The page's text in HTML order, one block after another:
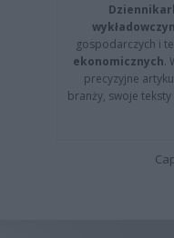
gospodarczych i
ekonomicznych.
precyzyjne
branży, swoje